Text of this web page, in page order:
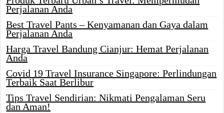
Perjalanan Anda
Best Travel Pants – Kenyamanan dan Gaya dalam
Perjalanan Anda
Harga Travel Bandung Cianjur: Hemat Perjalanan
Anda
Covid 19 Travel Insurance Singapore: Perlindungan
Terbaik Saat Berlibur
Tips Travel Sendirian: Nikmati Pengalaman Seru
dan Aman!